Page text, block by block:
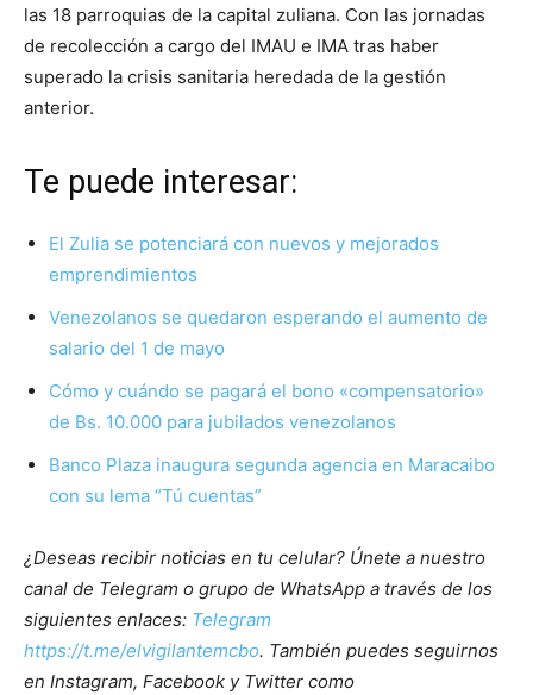
las 18 parroquias de la capital zuliana. Con las jornadas
de recolección a cargo del IMAU e IMA tras haber
superado la crisis sanitaria heredada de la gestión
anterior.
Te puede interesar:
El Zulia se potenciará con nuevos y mejorados
emprendimientos
Venezolanos se quedaron esperando el aumento de
salario del 1 de mayo
Cómo y cuándo se pagará el bono «compensatorio»
de Bs. 10.000 para jubilados venezolanos
Banco Plaza inaugura segunda agencia en Maracaibo
con su lema “Tú cuentas”
¿Deseas recibir noticias en tu celular? Únete a nuestro
canal de Telegram o grupo de WhatsApp a través de los
siguientes enlaces: Telegram
https://t.me/elvigilantemcbo. También puedes seguirnos
en Instagram, Facebook y Twitter como